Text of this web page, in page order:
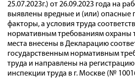
25.07.2023г.) от 26.09.2023 года на
выявлены вредные и (или) опасные
факторы, а условия труда
нормативным требованиям охраны
места внесены в Декларацию
государственным нормативным
труда и направлены на
инспекции труда в г. Москве (№